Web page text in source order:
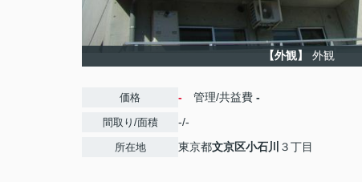
【外観】 外観
価格 - 管理/共益費 -
間取り/面積 -/-
所在地 東京都文京区小石川 ３丁目